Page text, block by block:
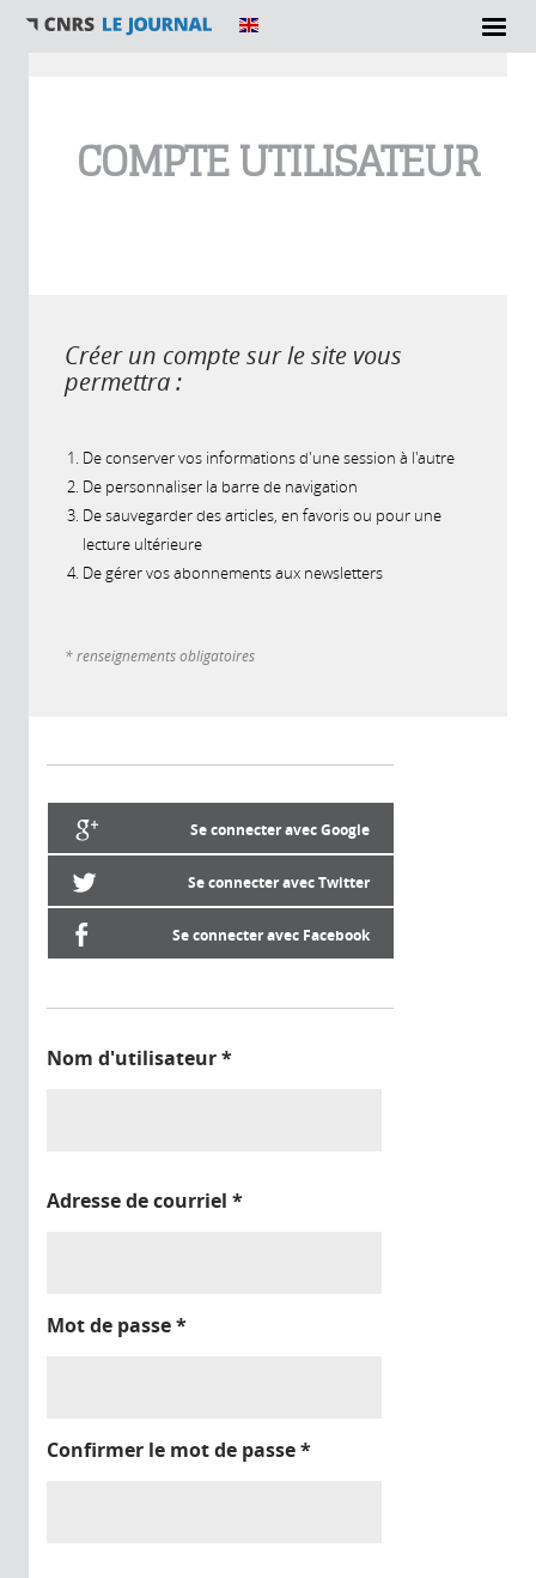
COMPTE UTILISATEUR
Créer un compte sur le site vous
permettra :
De conserver vos informations d'une session à l'autre
De personnaliser la barre de navigation
De sauvegarder des articles, en favoris ou pour une
lecture ultérieure
De gérer vos abonnements aux newsletters
* renseignements obligatoires
Se connecter avec Google
Se connecter avec Twitter
Se connecter avec Facebook
Nom d'utilisateur*
Adresse de courriel *
Mot de passe*
Confirmer le mot de passe*